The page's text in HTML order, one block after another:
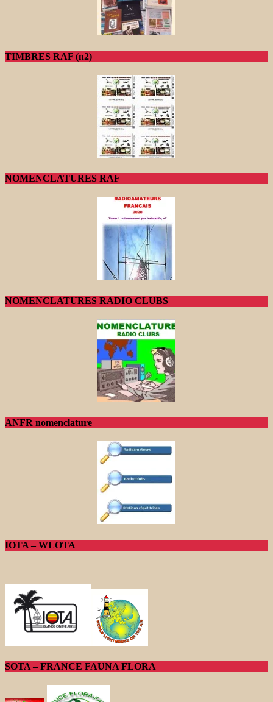
TIMBRES RAF (n2)
NOMENCLATURES RAF
NOMENCLATURES RADIO CLUBS
ANFR nomenclature
IOTA – WLOTA
SOTA – FRANCE FAUNA FLORA